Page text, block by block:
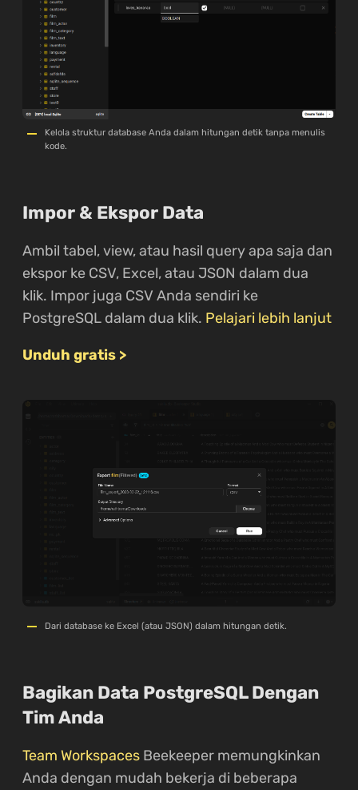
Kelola struktur database Anda dalam hitungan detik tanpa menulis
kode.
Impor & Ekspor Data
Ambil tabel, view, atau hasil query apa saja dan
ekspor ke CSV, Excel, atau JSON dalam dua
klik. Impor juga CSV Anda sendiri ke
PostgreSQL dalam dua klik. Pelajari lebih lanjut
Unduh gratis >
Dari database ke Excel (atau JSON) dalam hitungan detik.
Bagikan Data PostgreSQL Dengan
Tim Anda
Team Workspaces Beekeeper memungkinkan
Anda dengan mudah bekerja di beberapa